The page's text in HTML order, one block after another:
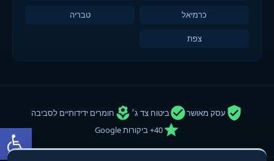
פתח
כרמיאל טבריה
צפת
עסק מאושר ביטוח צד ג׳
חומרים ידידותיים לסביבה
40+ ביקורות Google